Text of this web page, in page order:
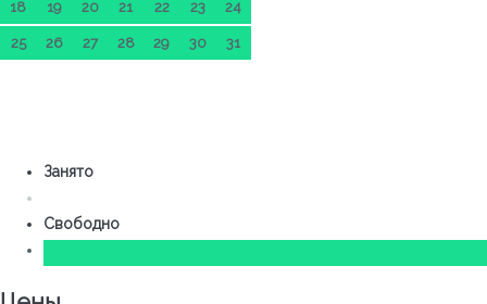
18 19 20 21 22 23 24
25 26 27 28 29 30 31
Занято
Свободно